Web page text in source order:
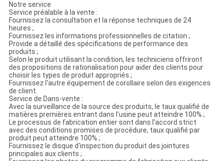
Notre service
Service préalable à la vente :
Fournissez la consultation et la réponse techniques de 24
heures ;
Fournissez les informations professionnelles de citation ;
Provide a détaillé des spécifications de performance des
produits ;
Selon le produit utilisant la condition, les techniciens offriront
des propositions de rationalisation pour aider des clients pour
choisir les types de produit appropriés ;
Fournissez l'autre équipement de corollaire selon des exigences
de client.
Service de Dans-vente :
Avec la surveillance de la source des produits, le taux qualifié de
matières premières entrant dans l'usine peut atteindre 100% ;
Le processus de fabrication entier sont dans l'accord strict
avec des conditions promises de procédure, taux qualifié par
produit peut atteindre 100% ;
Fournissez le disque d'inspection du produit des jointures
principales aux clients ;